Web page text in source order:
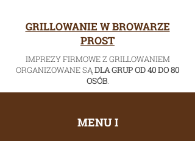
GRILLOWANIE W BROWARZE
PROST
IMPREZY FIRMOWE Z GRILLOWANIEM
ORGANIZOWANE SĄDLA GRUP OD 40 DO 80
OSÓB.
MENU I